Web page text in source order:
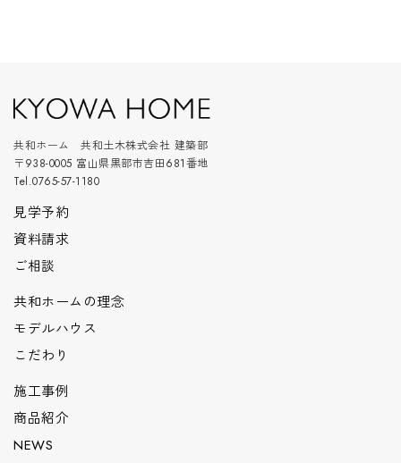
共和ホーム 共和土木株式会社 建築部
〒938-0005 富山県黒部市吉田681番地
Tel.0765-57-1180
見学予約
資料請求
ご相談
共和ホームの理念
モデルハウス
こだわり
施工事例
商品紹介
NEWS